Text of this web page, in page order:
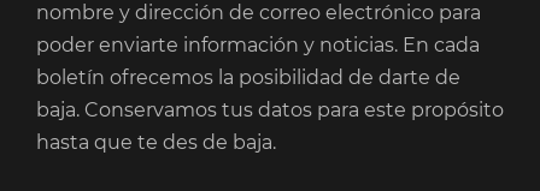
nombre y dirección de correo electrónico para
poder enviarte información y noticias. En cada
boletín ofrecemos la posibilidad de darte de
baja. Conservamos tus datos para este propósito
hasta que te des de baja.